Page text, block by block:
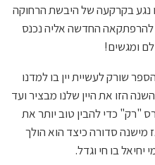
נגע בקרקעה של היבשת הרחוקה
החדשה אליה נכנס
ומגשים!
בשנת 2018 בבית הספר שורק לעשיית יין בו למדנו
הזו את היין שלנו מבציר ועד
"רק" כדי להבין טוב יותר את
מישנה סדורה כיצד הוא הולך
בו חי וגדל.